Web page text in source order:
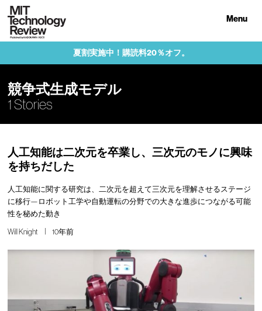
Menu
夏割実施中！購読料20％オフ。
競争式生成モデル
1 Stories
人工知能は二次元を卒業し、三次元のモノに興味
を持ちだした
人工知能に関する研究は、二次元を超えて三次元を理解させるステージ
に移行—ロボット工学や自動運転の分野での大きな進歩につながる可能
性を秘めた動き
Will Knight 10年前